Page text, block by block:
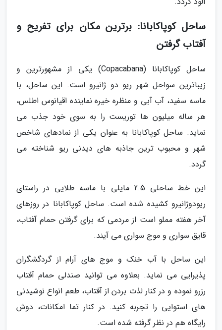
ساحل کوپاکابانا: برترین مکان برای تفریح و
آفتاب گرفتن
ساحل کوپاکابانا (Copacabana) یکی از مشهورترین و
زیباترین سواحل شهر ریو دو ژانیرو است. این ساحل، با
ماسه سفید، آب آبی و منظره خیره نماینده اقیانوس اطلس،
هر ساله میلیون ها توریست را به سوی خود جذب می
نماید. ساحل کوپاکابانا به عنوان یکی از نمادهای شاخص
شهر و محبوب ترین جاذبه های دیدنی ریو شناخته می
گردد.
این خط ساحلی 2.5 مایلی با ماسه طلایی در راستای
ریودوژانیرو کشیده شده است. ساحل کوپاکابانا در روزهای
آخر هفته مملو است از مردمی که برای گرفتن حمام آفتاب،
قایق سواری و موج سواری می آیند.
این ساحل با آب خنک و موج های آرام از گردگشگران
پذیرایی می نماید. بعلاوه می توانید صندلی حمام آفتاب
رزرو نموده و در کنار لذت بردن از آفتاب، طعم انواع نوشیدنی
های استوایی را تجربه کنید. در کنار تما امکانات، دوش
رایگاه هم در نظر گرفته شده است.